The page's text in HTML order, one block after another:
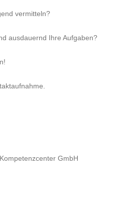
vermitteln?
ausdauernd Ihre Aufgaben?
GmbH